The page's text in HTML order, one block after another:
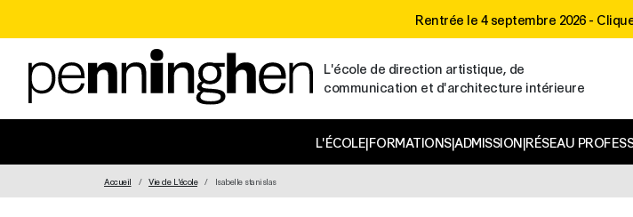
Rentrée le 4 septembre 2026 -
L'école de direction artistique, de
communication et d'architecture intérieure
L'ÉCOLE|FORMATIONS|ADMISSION|RÉSEAU
Accueil Vie de L'école Isabelle stanislas